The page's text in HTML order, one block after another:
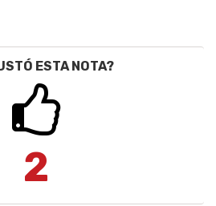
ESTA NOTA?
2